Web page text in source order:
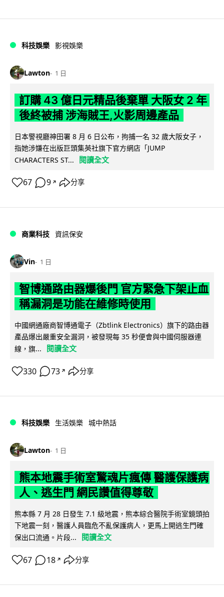
科技娛樂 影視娛樂
Lawton 1 日
訂購 43 億日元精品後棄單 大阪女 2 年
後終被捕 涉海賊王,火影周邊產品
日本警視廳神田署 8 月 6 日公布，拘捕一名 32 歲大阪女子，
指她涉嫌在出版巨頭集英社旗下官方網店「JUMP
CHARACTERS ST...
閱讀全文
67 9 ↗ 分享
商業科技 資訊保安
Vin 1 日
智博通路由器爆後門 官方緊急下架止血
稱漏洞是功能在維修時使用
中國網通廠商智博通電子（Zbtlink Electronics）旗下的路由器
產品爆出嚴重安全漏洞，被發現每 35 秒便會與中國伺服器連
線，旗...
閱讀全文
330 73 ↗ 分享
科技娛樂 生活娛樂 城中熱話
Lawton 1 日
熊本地震手術室驚魂片瘋傳 醫護保護病
人、逃生門 網民讚值得尊敬
熊本縣 7 月 28 日發生 7.1 級地震，熊本綜合醫院手術室鏡頭拍
下地震一刻，醫護人員臨危不亂保護病人，更馬上開逃生門確
保出口流通。片段...
閱讀全文
67 18 ↗ 分享